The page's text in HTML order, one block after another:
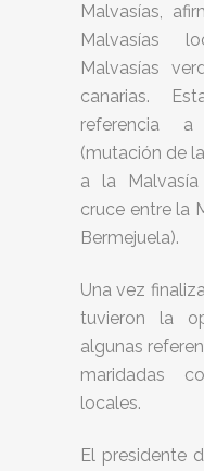
Malvasías,
Malvasías
Malvasías
canarias.
referencia
(mutación de
a la
cruce entre la
Bermejuela).
Una vez
tuvieron la
algunas
maridadas
locales.
El presidente